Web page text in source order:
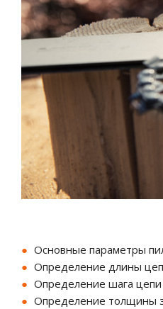
Основные параметры
Определение длины
Определение шага цепи
Определение толщины